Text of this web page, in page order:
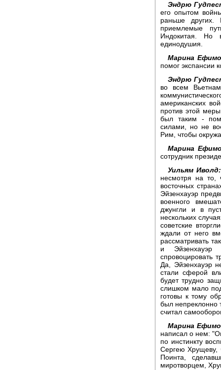
Эндрю
его опытом
раньше других.
приемлемые
Индокитая. Но
единодушия.
Марина
помог экспансии
Эндрю
во всем
американских
против этой
был таким -
силами, но не
Рим, чтобы
Марина
сотрудник
Уильям Иволд:
несмотря на
восточных
Эйзенхауэр
военного
джунгли и в
нескольких
советские
ждали от него
рассматривать
и Эйзенхауэр
спровоцировать
Да, Эйзенхауэр
стали сферой
будет трудно
слишком мало
готовы к тому
был непреклонно
считал
Марина
написал о нем:
по инстинкту
Сергею Хрущеву,
Поинта,
миротворцем,